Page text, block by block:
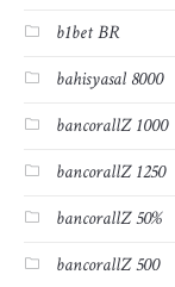
b1bet BR
bahisyasal 8000
bancorallZ 1000
bancorallZ 1250
bancorallZ 50%
bancorallZ 500